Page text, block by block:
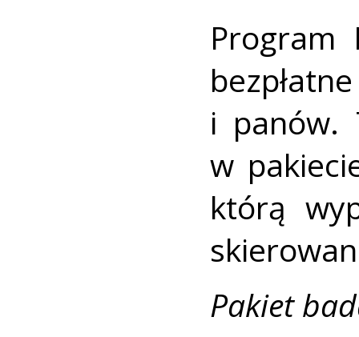
Program
i panów.
w
którą
Pakiet